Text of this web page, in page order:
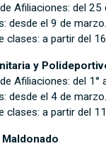
Afiliaciones: del
desde el 9 de marzo.
clases: a partir del
y
Afiliaciones: del 1°
desde el 4 de marzo.
clases: a partir del